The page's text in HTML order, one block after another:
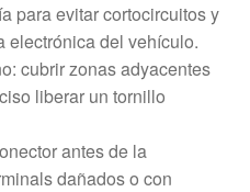
para evitar cortocircuitos y
electrónica del vehículo.
cubrir zonas adyacentes
liberar un tornillo
antes de la
dañados o con